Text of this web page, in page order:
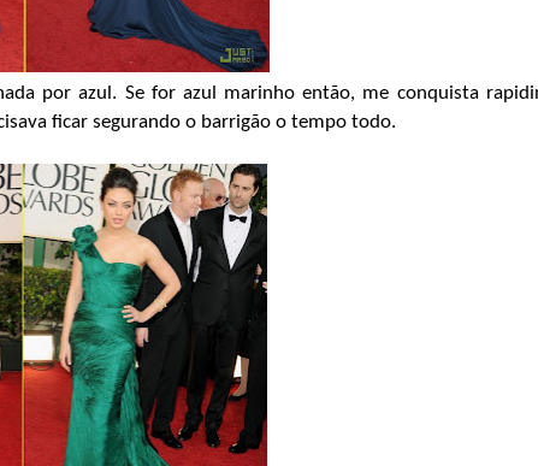
por azul. Se for azul marinho então, me conquista
ficar segurando o barrigão o tempo todo.